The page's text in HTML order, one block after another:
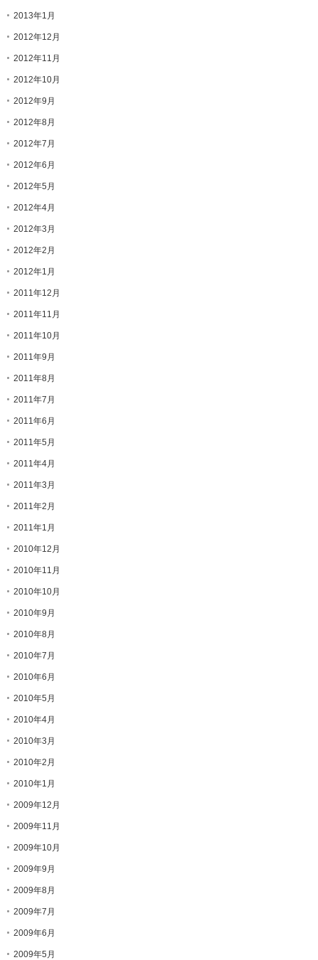
2013年1月
2012年12月
2012年11月
2012年10月
2012年9月
2012年8月
2012年7月
2012年6月
2012年5月
2012年4月
2012年3月
2012年2月
2012年1月
2011年12月
2011年11月
2011年10月
2011年9月
2011年8月
2011年7月
2011年6月
2011年5月
2011年4月
2011年3月
2011年2月
2011年1月
2010年12月
2010年11月
2010年10月
2010年9月
2010年8月
2010年7月
2010年6月
2010年5月
2010年4月
2010年3月
2010年2月
2010年1月
2009年12月
2009年11月
2009年10月
2009年9月
2009年8月
2009年7月
2009年6月
2009年5月